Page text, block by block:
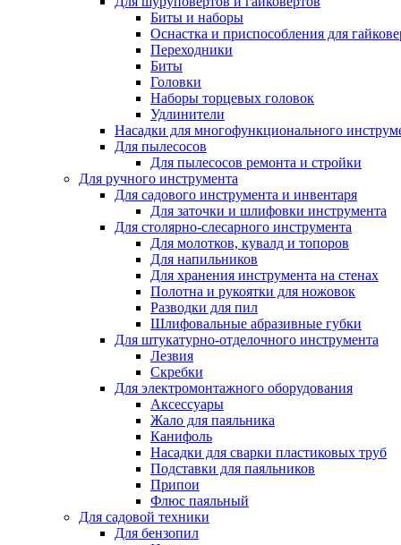
Биты и наборы
Оснастка и приспособления для
Переходники
Биты
Головки
Наборы торцевых головок
Удлинители
Насадки для многофункционального
Для пылесосов
Для пылесосов ремонта и стройки
Для ручного инструмента
Для садового инструмента и инвентаря
Для заточки и шлифовки инструмента
Для столярно-слесарного инструмента
Для молотков, кувалд и топоров
Для напильников
Для хранения инструмента на стенах
Полотна и рукоятки для ножовок
Разводки для пил
Шлифовальные абразивные губки
Для штукатурно-отделочного инструмента
Лезвия
Скребки
Для электромонтажного оборудования
Аксессуары
Жало для паяльника
Канифоль
Насадки для сварки пластиковых труб
Подставки для паяльников
Припои
Флюс паяльный
Для садовой техники
Для бензопил